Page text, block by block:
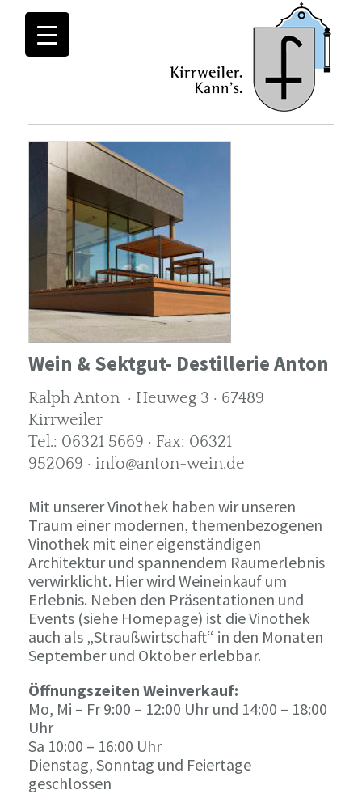
Wein & Sektgut- Destillerie Anton
Ralph Anton · Heuweg 3 · 67489
Kirrweiler
Tel.: 06321 5669 · Fax: 06321
952069 · info@anton-wein.de
Mit unserer Vinothek haben wir unseren
Traum einer modernen, themenbezogenen
Vinothek mit einer eigenständigen
Architektur und spannendem Raumerlebnis
verwirklicht. Hier wird Weineinkauf um
Erlebnis. Neben den Präsentationen und
Events (siehe Homepage) ist die Vinothek
auch als „Straußwirtschaft“ in den Monaten
September und Oktober erlebbar.
Öffnungszeiten Weinverkauf:
Mo, Mi – Fr 9:00 – 12:00 Uhr und 14:00 – 18:00
Uhr
Sa 10:00 – 16:00 Uhr
Dienstag, Sonntag und Feiertage
geschlossen